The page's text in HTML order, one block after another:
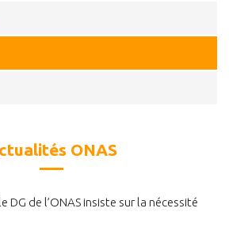
ONAS
DG de l’ONAS insiste sur la nécessité